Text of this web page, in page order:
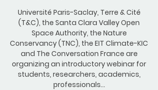
Université Paris-Saclay, Terre & Cité
(T&C), the Santa Clara Valley Open
Space Authority, the Nature
Conservancy (TNC), the EIT Climate-KIC
and The Conversation France are
organizing an introductory webinar for
students, researchers, academics,
professionals...